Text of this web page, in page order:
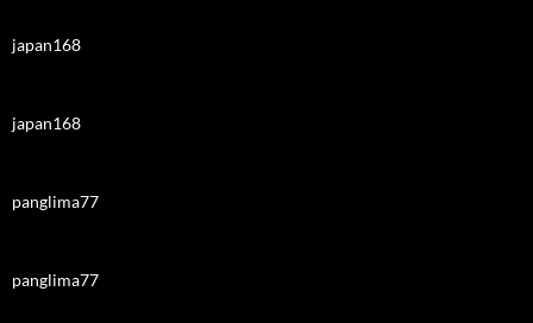
japan168
japan168
panglima77
panglima77